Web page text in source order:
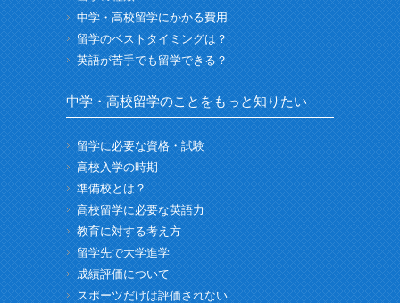
中学・高校留学にかかる費用
留学のベストタイミングは？
英語が苦手でも留学できる？
中学・高校留学のことをもっと知りたい
留学に必要な資格・試験
高校入学の時期
準備校とは？
高校留学に必要な英語力
教育に対する考え方
留学先で大学進学
成績評価について
スポーツだけは評価されない